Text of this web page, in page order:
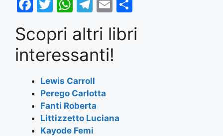
F
c
e
b
o
o
k
T
itt
er
W
at
s
A
p
p
T
e
gr
a
m
E
ai
l
ar
Scopri altri libri
interessanti!
Lewis Carroll
Perego Carlotta
Fanti Roberta
Littizzetto Luciana
Kayode Femi